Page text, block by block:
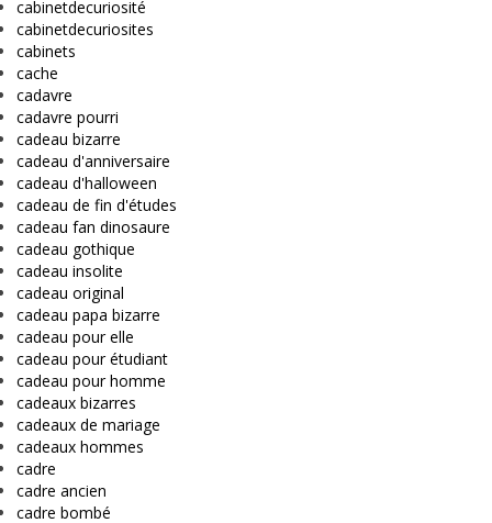
cabinetdecuriosité
cabinetdecuriosites
cabinets
cache
cadavre
cadavre pourri
cadeau bizarre
cadeau d'anniversaire
cadeau d'halloween
cadeau de fin d'études
cadeau fan dinosaure
cadeau gothique
cadeau insolite
cadeau original
cadeau papa bizarre
cadeau pour elle
cadeau pour étudiant
cadeau pour homme
cadeaux bizarres
cadeaux de mariage
cadeaux hommes
cadre
cadre ancien
cadre bombé